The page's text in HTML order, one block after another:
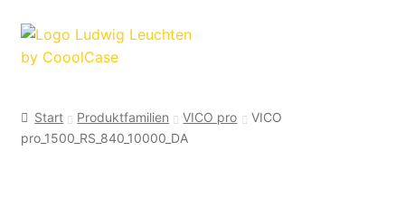
Zur
Navigation
Zum
Inhalt
Start Produktfamilien VICO pro
VICO
pro_1500_RS_840_10000_DA